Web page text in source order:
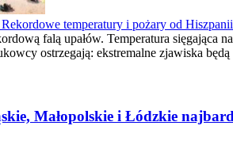
temperatury i pożary od
falą upałów. Temperatura
ostrzegają: ekstremalne zjawiska
Małopolskie i Łódzkie